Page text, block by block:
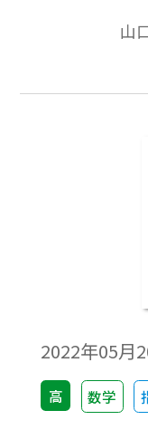
せてある値
では、log102
山
2022年05月
高 数学